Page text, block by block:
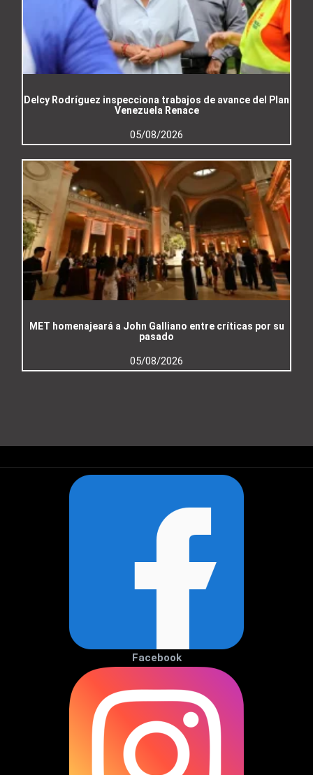
Delcy Rodríguez inspecciona trabajos de avance del Plan
Venezuela Renace
05/08/2026
MET homenajeará a John Galliano entre críticas por su
pasado
05/08/2026
Facebook